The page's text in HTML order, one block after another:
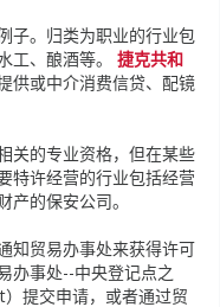
子。归类为职业的行业包
工、酿酒等。 捷克共和
供或中介消费信贷、配镜
关的专业资格，但在某些
特许经营的行业包括经营
的保安公司。
知贸易办事处来获得许可
办事处--中央登记点之
提交申请，或者通过贸